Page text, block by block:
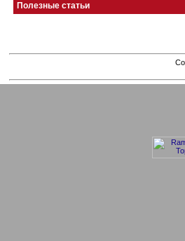
Полезные статьи